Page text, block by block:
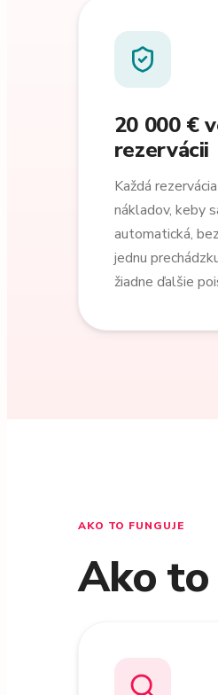
20 000 €
rezervácii
Každá
nákladov, keby
automatická,
jednu
žiadne ďalšie
AKO TO FUNGUJE
Ako